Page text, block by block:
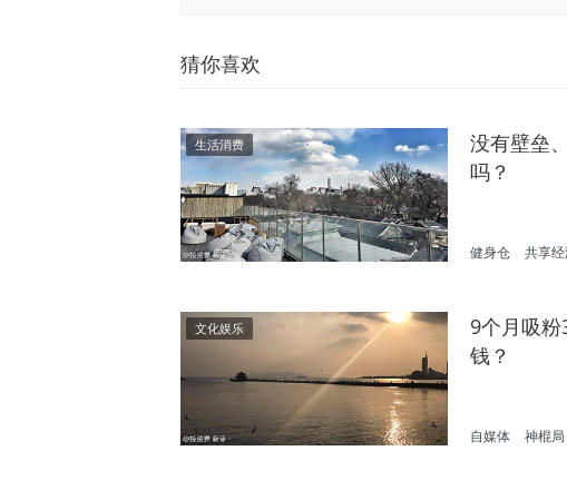
猜你喜欢
生活消费
没有壁垒
吗？
健身仓 共享
文化娱乐
9个月吸
钱？
自媒体 神棍局